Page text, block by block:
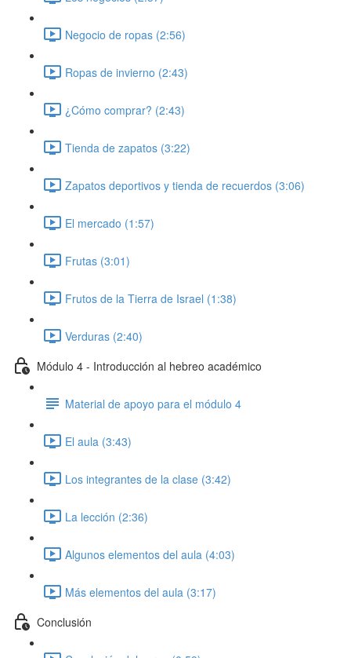
Negocio de ropas (2:56)
Ropas de invierno (2:43)
¿Cómo comprar? (2:43)
Tienda de zapatos (3:22)
Zapatos deportivos y tienda de recuerdos (3:06)
El mercado (1:57)
Frutas (3:01)
Frutos de la Tierra de Israel (1:38)
Verduras (2:40)
Módulo 4 - Introducción al hebreo académico
Material de apoyo para el módulo 4
El aula (3:43)
Los integrantes de la clase (3:42)
La lección (2:36)
Algunos elementos del aula (4:03)
Más elementos del aula (3:17)
Conclusión